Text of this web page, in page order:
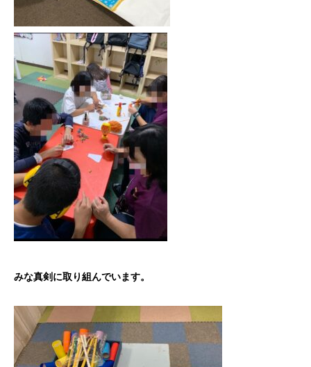
みな真剣に取り組んでいます。